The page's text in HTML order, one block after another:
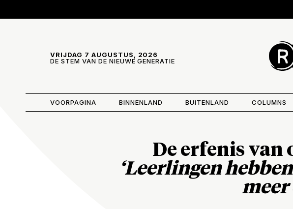
VRIJDAG 7 AUGUSTUS, 2026
DE STEM VAN DE NIEUWE GENERATIE
VOORPAGINA BINNENLAND BUITENLAND COLUMNS
De erfenis
‘Leerlingen
meer